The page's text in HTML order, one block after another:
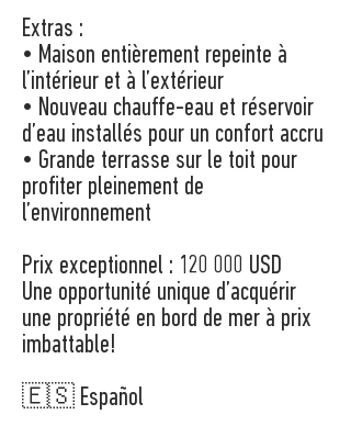
Extras :
• Maison entièrement repeinte à
l’intérieur et à l’extérieur
• Nouveau chauffe-eau et réservoir
d’eau installés pour un confort accru
• Grande terrasse sur le toit pour
profiter pleinement de
l’environnement
Prix exceptionnel : 120 000 USD
Une opportunité unique d’acquérir
une propriété en bord de mer à prix
imbattable!
🇪🇸 Español